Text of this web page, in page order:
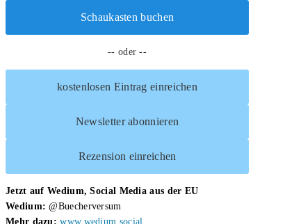
Alexander
Schaukasten buchen
-- oder --
kostenlosen Eintrag einreichen
Newsletter abonnieren
Rezension einreichen
Jetzt auf Wedium, Social Media aus der EU
Wedium: @Buecherversum
Mehr dazu: www.wedium.social